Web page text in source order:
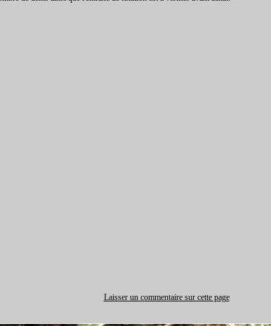
Laisser un commentaire sur cette page